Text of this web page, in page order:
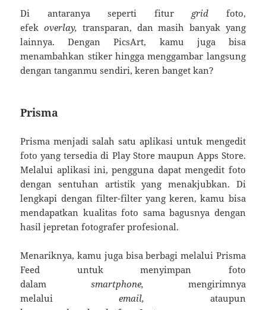
Di antaranya seperti fitur grid foto,
efekoverlay, transparan, dan masih banyak yang
lainnya. Dengan PicsArt, kamu juga bisa
menambahkan stiker hingga menggambar langsung
dengan tanganmu sendiri, keren banget kan?
Prisma
Prisma menjadi salah satu aplikasi untuk mengedit
foto yang tersedia di Play Store maupun Apps Store.
Melalui aplikasi ini, pengguna dapat mengedit foto
dengan sentuhan artistik yang menakjubkan. Di
lengkapi dengan filter-filter yang keren, kamu bisa
mendapatkan kualitas foto sama bagusnya dengan
hasil jepretan fotografer profesional.
Menariknya, kamu juga bisa berbagi melalui Prisma
Feed untuk menyimpan foto
dalam smartphone, mengirimnya
melalui email, ataupun